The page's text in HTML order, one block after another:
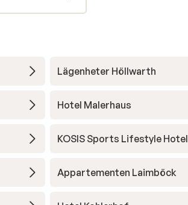
Lägenheter Höllwarth
Hotel Malerhaus
KOSIS Sports Lifestyle Hotel
Appartementen Laimböck